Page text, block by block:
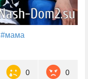
#мама
0 0